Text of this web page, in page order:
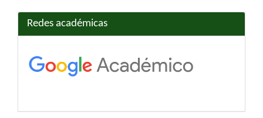
Redes académicas